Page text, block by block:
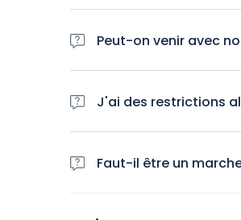
Les balades se font à partir
Si le minimum n'est pas
Si toutefois vous souhaitez
Peut-on venir avec
Pour les enfants en
Pour ce qui est de la marche,
On propose aussi un jeu
J'ai des restrictions
La balade est basée sur la
tels. Néanmoins, nous
Pour les végétaliens,
Faut-il être un